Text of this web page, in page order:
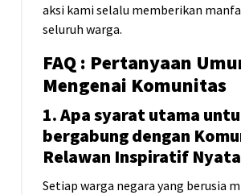
aksi kami selalu memberikan
seluruh warga.
FAQ : Pertanyaan
Mengenai Komunitas
1. Apa syarat utama
bergabung dengan
Relawan Inspiratif
Setiap warga negara yang berusia